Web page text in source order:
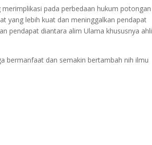
pada perbedaan hukum potongan
yang lebih kuat dan meninggalkan pendapat
pendapat diantara alim Ulama khususnya ahli
bermanfaat dan semakin bertambah nih ilmu